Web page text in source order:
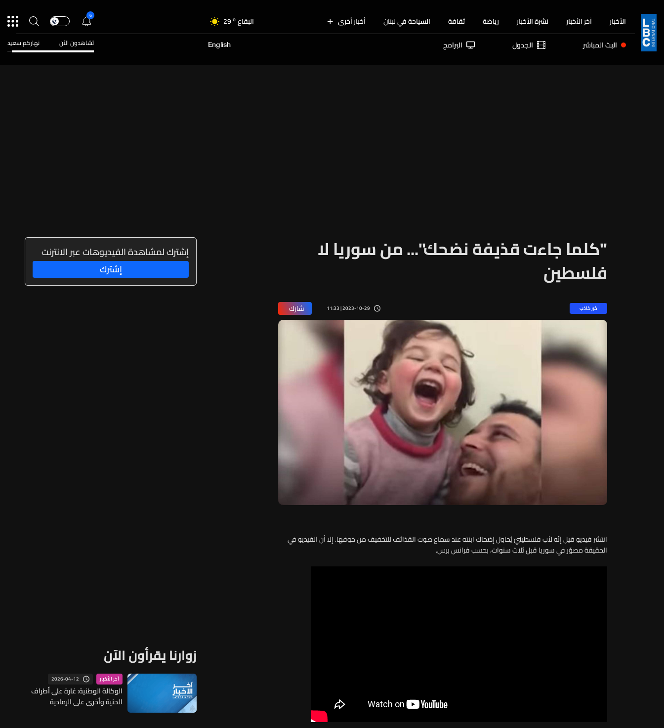
الأخبار آخر الأخبار نشرة الأخبار رياضة ثقافة السياحة في لبنان أخبار أخرى البقاع 29o
الجنوب 30o
31
6
البث المباشر الجدول البرامج English تشاهدون الآن نهاركم سعيد
"كلما جاءت قذيفة نضحك"... من سوريا لا
فلسطين
خبر كاذب 2023-10-29 | 11:33 شارك
انتشر فيديو قيل إنّه لأب فلسطينيّ يُحاول إضحاك ابنته عند سماع صوت القذائف للتخفيف من خوفها. إلا أن الفيديو في
الحقيقة مصوّر في سوريا قبل ثلاث سنوات، بحسب فرانس برس.
إشترك لمشاهدة الفيديوهات عبر الانترنت
إشترك
زوارنا يقرأون الآن
آخر الأخبار 2026-04-12
الوكالة الوطنية: غارة على أطراف
الحنية وأخرى على الرمادية